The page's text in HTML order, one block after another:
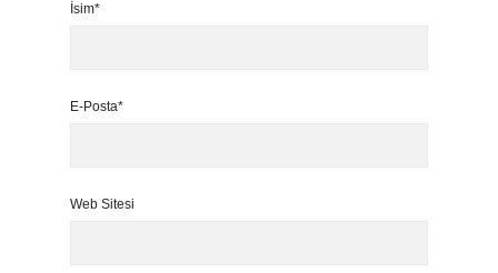
İsim*
E-Posta*
Web Sitesi